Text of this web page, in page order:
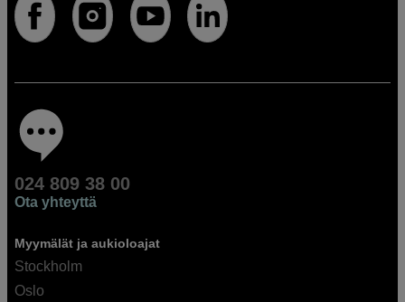
024 809 38 00
Ota yhteyttä
Myymälät ja aukioloajat
Stockholm
Oslo